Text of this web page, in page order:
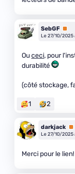
SebGF
Le 27/10/2025
Ouceci, pour
durabilité
(côté stockage,
1 2
darkjack
Le 27/10/2025
Merci pour le lien!